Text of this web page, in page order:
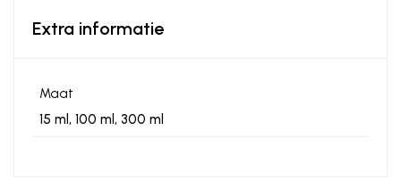
Extra informatie
Maat
15 ml, 100 ml, 300 ml